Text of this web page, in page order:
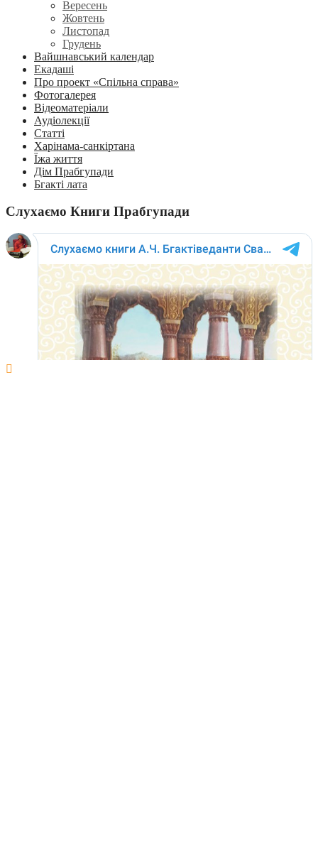
Вересень
Жовтень
Листопад
Грудень
Вайшнавський календар
Екадаші
Про проект «Спільна справа»
Фотогалерея
Відеоматеріали
Аудіолекції
Статті
Харінама-санкіртана
Їжа життя
Дім Прабгупади
Бгакті лата
Слухаємо Книги Прабгупади